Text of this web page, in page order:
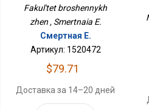
Fakul'tet broshennykh
zhen , Smertnaia E.
Смертная Е.
Артикул: 1520472
$79.71
Доставка за 14–20 дней